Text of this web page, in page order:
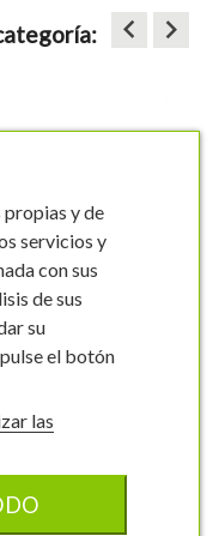
keyboard_arrow_left keyboard_arrow_right
y de
servicios y
con sus
de sus
su
el botón
las